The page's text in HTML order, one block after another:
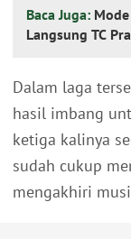
Baca Juga:
Langsung TC
Dalam laga
hasil imbang
ketiga kalinya
sudah cukup
mengakhiri